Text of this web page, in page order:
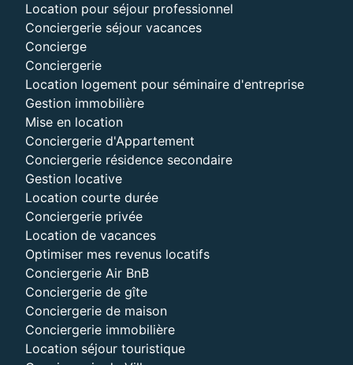
Location pour séjour professionnel
Conciergerie séjour vacances
Concierge
Conciergerie
Location logement pour séminaire d'entreprise
Gestion immobilière
Mise en location
Conciergerie d'Appartement
Conciergerie résidence secondaire
Gestion locative
Location courte durée
Conciergerie privée
Location de vacances
Optimiser mes revenus locatifs
Conciergerie Air BnB
Conciergerie de gîte
Conciergerie de maison
Conciergerie immobilière
Location séjour touristique